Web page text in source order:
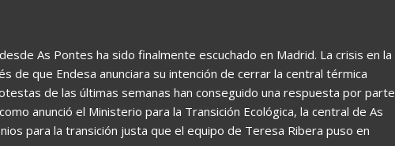
As Pontes ha sido finalmente escuchado en Madrid. La crisis en la
de que Endesa anunciara su intención de cerrar la central térmica
de las últimas semanas han conseguido una respuesta por parte
anunció el Ministerio para la Transición Ecológica, la central de As
para la transición justa que el equipo de Teresa Ribera puso en